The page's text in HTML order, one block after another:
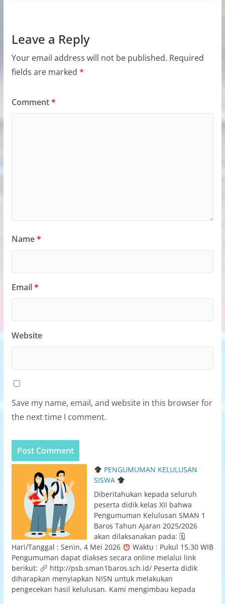
Leave a Reply
Your email address will not be published. Required
fields are marked *
Comment*
Name*
Email*
Website
Save my name, email, and website in this browser for
the next time I comment.
PENGUMUMAN KELULUSAN
SISWA
Diberitahukan kepada seluruh
peserta didik kelas XII bahwa
Pengumuman Kelulusan SMAN 1
Baros Tahun Ajaran 2025/2026
akan dilaksanakan pada: 🗓
Hari/Tanggal : Senin, 4 Mei 2026
Waktu : Pukul 15.30 WIB
Pengumuman dapat diakses secara online melalui link
berikut:
http://psb.sman1baros.sch.id/ Peserta didik
diharapkan menyiapkan NISN untuk melakukan
pengecekan hasil kelulusan. Kami mengimbau kepada